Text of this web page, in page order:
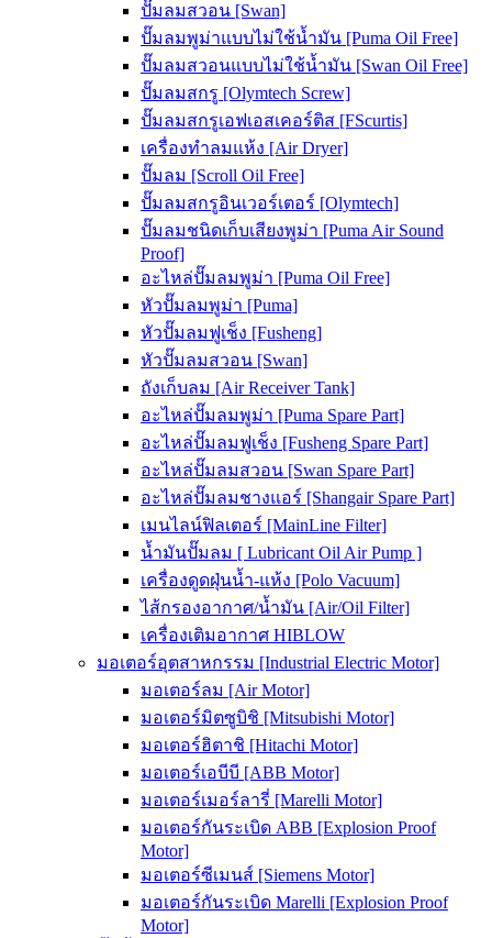
ปั๊มลมสวอน [Swan]
ปั๊มลมพูม่าแบบไม่ใช้น้ำมัน [Puma Oil Free]
ปั๊มลมสวอนแบบไม่ใช้น้ำมัน [Swan Oil Free]
ปั๊มลมสกรู [Olymtech Screw]
ปั๊มลมสกรูเอฟเอสเคอร์ติส [FScurtis]
เครื่องทำลมแห้ง [Air Dryer]
ปั๊มลม [Scroll Oil Free]
ปั๊มลมสกรูอินเวอร์เตอร์ [Olymtech]
ปั๊มลมชนิดเก็บเสียงพูม่า [Puma Air Sound
Proof]
อะไหล่ปั๊มลมพูม่า [Puma Oil Free]
หัวปั๊มลมพูม่า [Puma]
หัวปั๊มลมฟูเช็ง [Fusheng]
หัวปั๊มลมสวอน [Swan]
ถังเก็บลม [Air Receiver Tank]
อะไหล่ปั๊มลมพูม่า [Puma Spare Part]
อะไหล่ปั๊มลมฟูเช็ง [Fusheng Spare Part]
อะไหล่ปั๊มลมสวอน [Swan Spare Part]
อะไหล่ปั๊มลมชางแอร์ [Shangair Spare Part]
เมนไลน์ฟิลเตอร์ [MainLine Filter]
น้ำมันปั๊มลม [ Lubricant Oil Air Pump ]
เครื่องดูดฝุ่นน้ำ-แห้ง [Polo Vacuum]
ไส้กรองอากาศ/น้ำมัน [Air/Oil Filter]
เครื่องเติมอากาศ HIBLOW
มอเตอร์อุตสาหกรรม [Industrial Electric Motor]
มอเตอร์ลม [Air Motor]
มอเตอร์มิตซูบิชิ [Mitsubishi Motor]
มอเตอร์ฮิตาชิ [Hitachi Motor]
มอเตอร์เอบีบี [ABB Motor]
มอเตอร์เมอร์ลารี่ [Marelli Motor]
มอเตอร์กันระเบิด ABB [Explosion Proof
Motor]
มอเตอร์ซีเมนส์ [Siemens Motor]
มอเตอร์กันระเบิด Marelli [Explosion Proof
Motor]